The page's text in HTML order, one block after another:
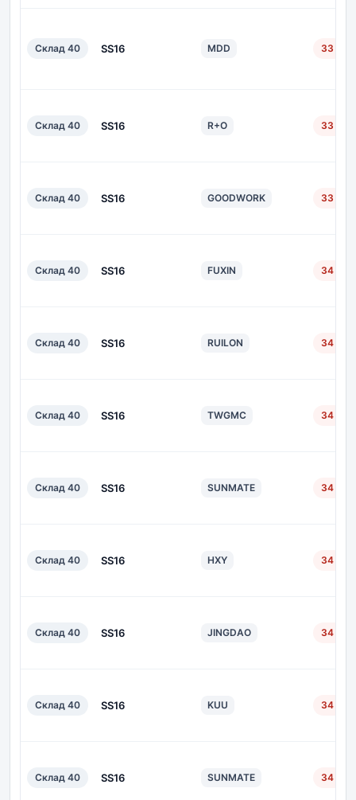
Склад 40 SS16 MDD 33 дн.
Склад 40 SS16 R+O 33 дн.
Склад 40 SS16 GOODWORK 33 дн.
Склад 40 SS16 FUXIN 34 дн.
Склад 40 SS16 RUILON 34 дн.
Склад 40 SS16 TWGMC 34 дн.
Склад 40 SS16 SUNMATE 34 дн.
Склад 40 SS16 HXY 34 дн.
Склад 40 SS16 JINGDAO 34 дн.
Склад 40 SS16 KUU 34 дн.
Склад 40 SS16 SUNMATE 34 дн.